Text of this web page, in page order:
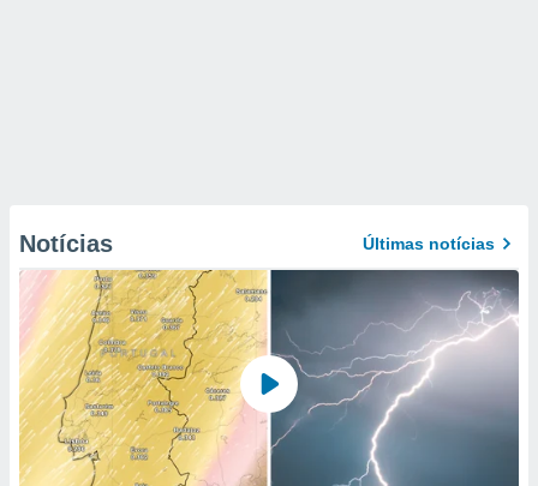
Notícias Últimas notícias